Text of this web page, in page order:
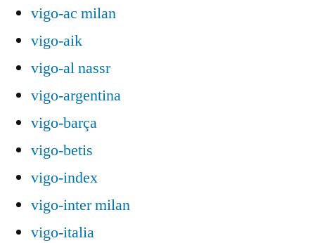
vigo-ac milan
vigo-aik
vigo-al nassr
vigo-argentina
vigo-barça
vigo-betis
vigo-index
vigo-inter milan
vigo-italia